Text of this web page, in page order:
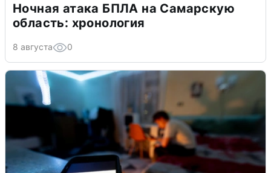
Ночная атака БПЛА на Самарскую
область: хронология
8 августа 0